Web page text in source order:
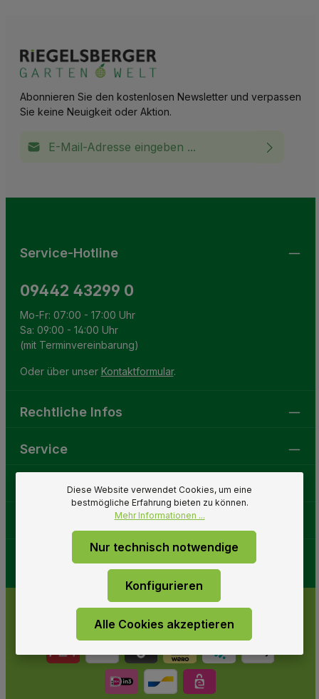
Abonnieren Sie den kostenlosen Newsletter und verpassen
Sie keine Neuigkeit oder Aktion.
Service-Hotline
09442 43299 0
Mo-Fr: 07:00 - 17:00 Uhr
Sa: 09:00 - 14:00 Uhr
(mit Terminvereinbarung)
Oder über unser Kontaktformular.
Rechtliche Infos
Service
GartenweltDiese Website verwendet Cookies, um eine
bestmögliche Erfahrung bieten zu können.
Mehr Informationen ...
Nur technisch notwendige
Konfigurieren
Alle Cookies akzeptieren